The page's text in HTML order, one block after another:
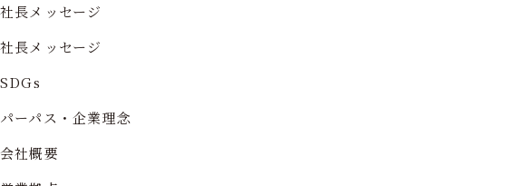
社長メッセージ
社長メッセージ
SDGs
パーパス・企業理念
会社概要